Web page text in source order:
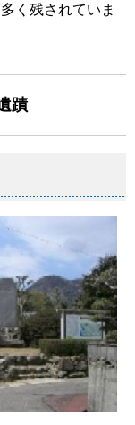
く残されていま
蹟